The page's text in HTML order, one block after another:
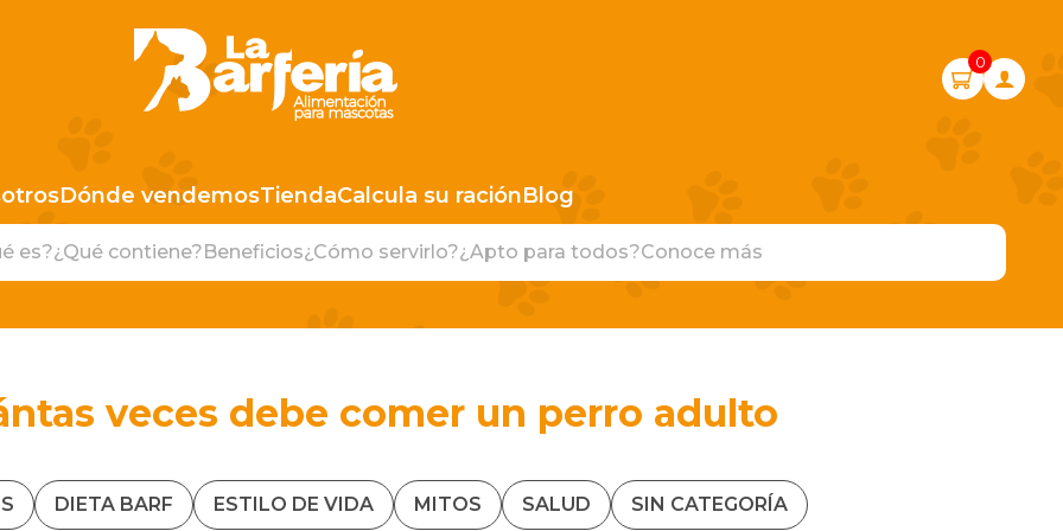
0
Dónde vendemosTiendaCalcula su raciónBlog
es?¿Qué contiene?Beneficios¿Cómo servirlo?¿Apto para todos?Conoce más
veces debe comer un perro adulto
DIETA BARF ESTILO DE VIDA MITOS SALUD SIN CATEGORÍA